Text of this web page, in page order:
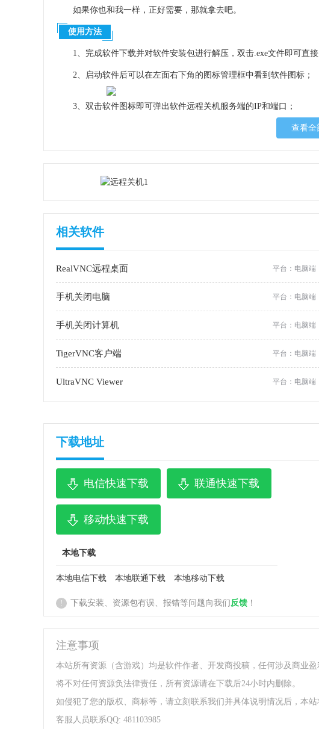
如果你也和我一样，正好需要，那就拿去吧。
使用方法
1、完成软件下载并对软件安装包进行解压，双击.exe文件即可直
2、启动软件后可以在左面右下角的图标管理框中看到软件图标；
3、双击软件图标即可弹出软件远程关机服务端的IP和端口；
4、使用手机安装该软件的apk移动端软件，可以使用手机远程控制
查看全
相关软件
RealVNC远程桌面 平台：电脑端
手机关闭电脑 平台：电脑端
手机关闭计算机 平台：电脑端
TigerVNC客户端 平台：电脑端
UltraVNC Viewer 平台：电脑端
下载地址
电信快速下载 联通快速下载
移动快速下载
本地下载
本地电信下载 本地联通下载 本地移动下载
! 下载安装、资源包有误、报错等问题向我们 反馈 ！
注意事项
本站所有资源（含游戏）均是软件作者、开发商投稿，任何涉及商业
将不对任何资源负法律责任，所有资源请在下载后24小时内删除。
如侵犯了您的版权、商标等，请立刻联系我们并具体说明情况后，本
客服人员联系QQ: 481103985